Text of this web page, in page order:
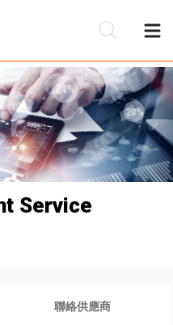
Service
聯絡供應商